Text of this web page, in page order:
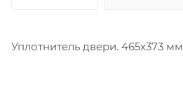
Уплотнитель двери. 465х373 мм